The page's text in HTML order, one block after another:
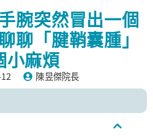
腕突然冒出一個
聊「腱鞘囊腫」
小麻煩
陳昱傑院長